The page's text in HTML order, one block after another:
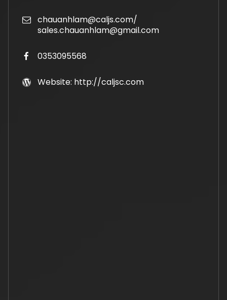
chauanhlam@caljs.com/
sales.chauanhlam@gmail.com
0353095568
Website: http://caljsc.com